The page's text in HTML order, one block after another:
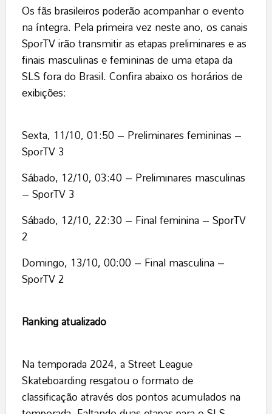
Os fãs brasileiros poderão acompanhar o evento
na íntegra. Pela primeira vez neste ano, os canais
SporTV irão transmitir as etapas preliminares e as
finais masculinas e femininas de uma etapa da
SLS fora do Brasil. Confira abaixo os horários de
exibições:
Sexta, 11/10, 01:50 – Preliminares femininas –
SporTV 3
Sábado, 12/10, 03:40 – Preliminares masculinas
– SporTV 3
Sábado, 12/10, 22:30 – Final feminina – SporTV
2
Domingo, 13/10, 00:00 – Final masculina –
SporTV 2
Ranking atualizado
Na temporada 2024, a Street League
Skateboarding resgatou o formato de
classificação através dos pontos acumulados na